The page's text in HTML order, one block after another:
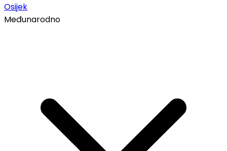
Osijek
Međunarodno